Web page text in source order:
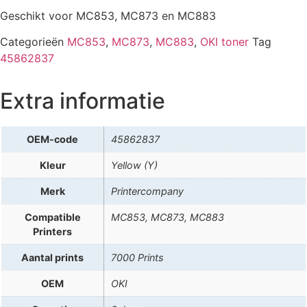
Geschikt voor MC853, MC873 en MC883
Categorieën MC853, MC873, MC883, OKI toner Tag
45862837
Extra informatie
OEM-code 45862837
Kleur Yellow (Y)
Merk Printercompany
Compatible
Printers
MC853, MC873, MC883
Aantal prints 7000 Prints
OEM OKI